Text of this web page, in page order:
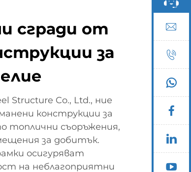
сгради от
за
Structure Co., Ltd., ние
конструкции за
топлични съоръжения,
за добитък.
осигуряват
на неблагоприятни